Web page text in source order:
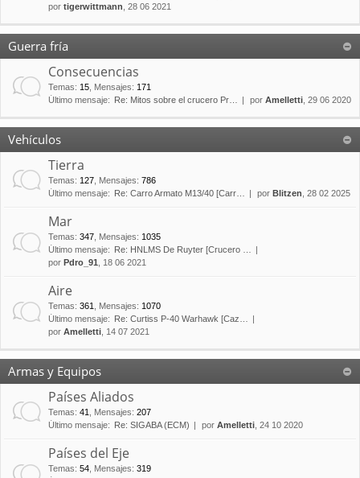
por tigerwittmann , 28 06 2021
Guerra fría
Consecuencias
Temas: 15 Mensajes: 171
Último mensaje:
Re: Mitos sobre el crucero Pr… por Amelletti , 29 06 2020
Vehículos
Tierra
Temas: 127 Mensajes: 786
Último mensaje:
Re: Carro Armato M13/40 [Carr… por Blitzen , 28 02 2025
Mar
Temas: 347 Mensajes: 1035
Último mensaje:
Re: HNLMS De Ruyter [Crucero …
por Pdro_91 , 18 06 2021
Aire
Temas: 361 Mensajes: 1070
Último mensaje:
Re: Curtiss P-40 Warhawk [Caz…
por Amelletti , 14 07 2021
Armas y Equipos
Países Aliados
Temas: 41 Mensajes: 207
Último mensaje:
Re: SIGABA (ECM) por Amelletti , 24 10 2020
Países del Eje
Temas: 54 Mensajes: 319